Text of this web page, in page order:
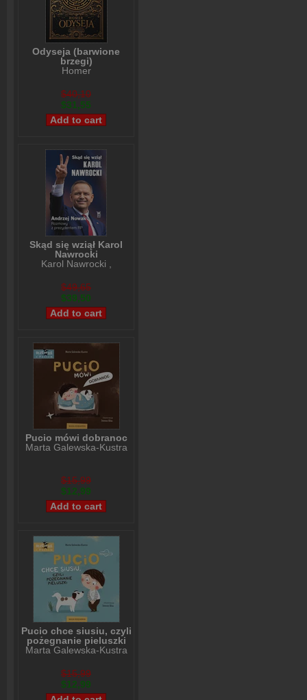
Odyseja (barwione
brzegi)
Homer
$40,10
$31,55
Skąd się wziął Karol
Nawrocki
Karol Nawrocki
$49,65
$39,50
Pucio mówi dobranoc
Marta Galewska-Kustra
$15,99
$12,99
Pucio chce siusiu, czyli
pożegnanie pieluszki
Marta Galewska-Kustra
$15,99
$12,99